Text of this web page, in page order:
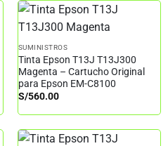
SUMINISTROS
Tinta Epson T13J T13J300
Magenta – Cartucho Original
para Epson EM-C8100
S/560.00